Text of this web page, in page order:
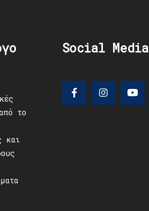
το
και
Social Media